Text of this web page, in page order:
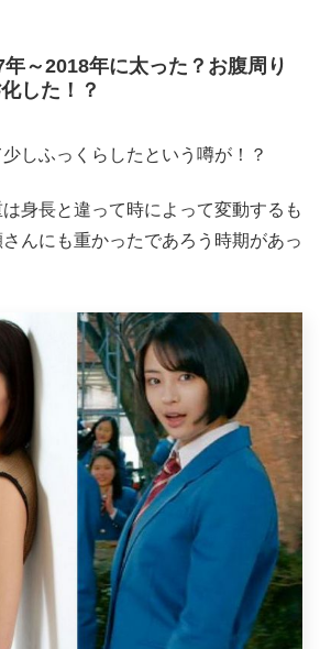
～2018年に太った？お腹周り
した！？
しふっくらしたという噂が！？
身長と違って時によって変動するも
んにも重かったであろう時期があっ